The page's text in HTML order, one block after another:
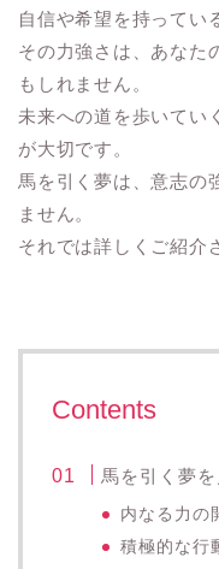
自信や希望を持ってい
その力強さは、あなた
もしれません。
未来への道を歩いてい
が大切です。
馬を引く夢は、意志の
ません。
それでは詳しくご紹介
Contents
馬を引く夢
内なる力の
積極的な行